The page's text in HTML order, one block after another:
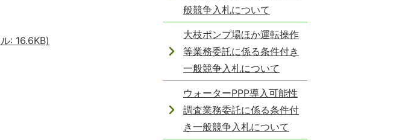
: 16.6KB)
般競争入札について
大枝ポンプ場ほか運転操作
等業務委託に係る条件付き
一般競争入札について
ウォーターPPP導入可能性
調査業務委託に係る条件付
き一般競争入札について